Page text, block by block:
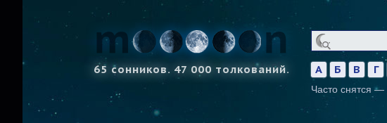
65 сонников. 47 000 толкований. А Б В Г
Часто снятся —